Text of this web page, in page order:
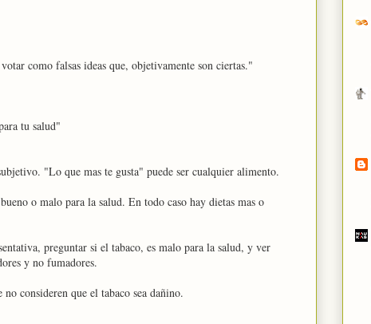
como falsas ideas que, objetivamente son ciertas."
tu salud"
"Lo que mas te gusta" puede ser cualquier alimento.
o malo para la salud. En todo caso hay dietas mas o
preguntar si el tabaco, es malo para la salud, y ver
y no fumadores.
consideren que el tabaco sea dañino.